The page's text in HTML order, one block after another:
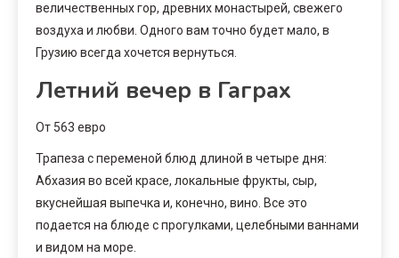
величественных гор, древних монастырей, свежего
воздуха и любви. Одного вам точно будет мало, в
Грузию всегда хочется вернуться.
Летний вечер в Гаграх
От 563 евро
Трапеза с переменой блюд длиной в четыре дня:
Абхазия во всей красе, локальные фрукты, сыр,
вкуснейшая выпечка и, конечно, вино. Все это
подается на блюде с прогулками, целебными ваннами
и видом на море.